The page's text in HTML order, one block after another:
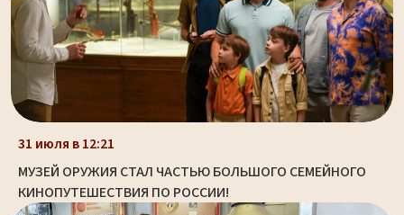
31 июля в 12:21
МУЗЕЙ ОРУЖИЯ СТАЛ ЧАСТЬЮ БОЛЬШОГО СЕМЕЙНОГО
КИНОПУТЕШЕСТВИЯ ПО РОССИИ!